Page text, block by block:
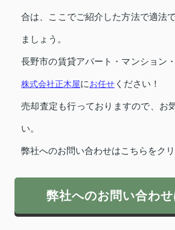
合は、ここでご紹介した方法で適法
ましょう。
長野市の賃貸アパート・マンション
株式会社正木屋にお任せ ください！
売却査定も行っておりますので、お
い。
弊社へのお問い合わせはこちらをク
弊社へのお問い合わ